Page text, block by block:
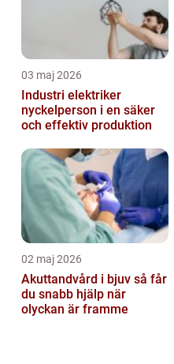
03 maj 2026
Industri elektriker
nyckelperson i en säker
och effektiv produktion
02 maj 2026
Akuttandvård i bjuv så får
du snabb hjälp när
olyckan är framme